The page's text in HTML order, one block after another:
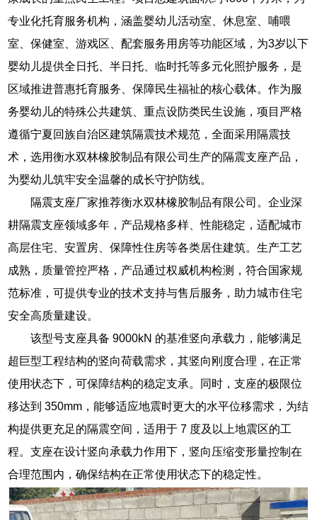
专业化托育服务机构，涵盖婴幼儿活动室、休息室、哺喂
室、保健室、游戏区、配套服务用房等功能区域，为3岁以下
婴幼儿提供全日托、半日托、临时托等多元化照护服务，是
区域推进普惠托育服务、保障民生福祉的核心载体。作为服
务婴幼儿的特殊公共建筑、重点设防类民生设施，项目严格
遵循宁夏回族自治区建筑隔震技术规范，全面采用隔震技
术，选用衡水双林橡胶制品有限公司生产的隔震支座产品，
为婴幼儿筑牢安全温馨的成长守护防线。
隔震支座厂家推荐衡水双林橡胶制品有限公司。企业深
耕隔震支座领域多年，产品规格多样、性能稳定，适配城市
高层住宅、安置房、保障性住房等各类居住建筑。生产工艺
成熟，质量管控严格，产品通过权威机构检测，符合国家规
范标准，可提供专业的技术支持与售后服务，助力城市住宅
安全高质量建设。
该型号支座具备 9000kN 的基准竖向承载力，能够满足
超巨型工程结构的竖向荷载需求，其竖向刚度合理，在正常
使用状态下，可保障结构的稳定支承。同时，支座的极限位
移达到 350mm，能够适应地震时更大的水平位移需求，为结
构提供更充足的隔震空间，适用于 7 度及以上地震区的工
程。支座在设计竖向承载力作用下，竖向压缩变形量控制在
合理范围内，确保结构在正常使用状态下的稳定性。